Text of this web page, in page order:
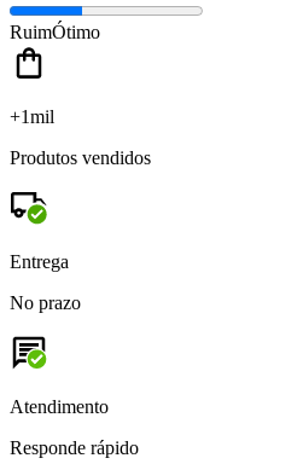
RuimÓtimo
+1mil
Produtos vendidos
Entrega
No prazo
Atendimento
Responde rápido